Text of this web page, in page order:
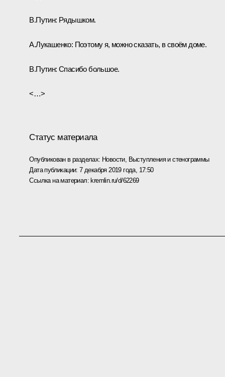
В.Путин: Рядышком.
А.Лукашенко: Поэтому я, можно сказать, в своём доме.
В.Путин: Спасибо большое.
<…>
Статус материала
Опубликован в разделах: Новости, Выступления и стенограммы
Дата публикации:7 декабря 2019 года, 17:50
Ссылка на материал: kremlin.ru/d/62269